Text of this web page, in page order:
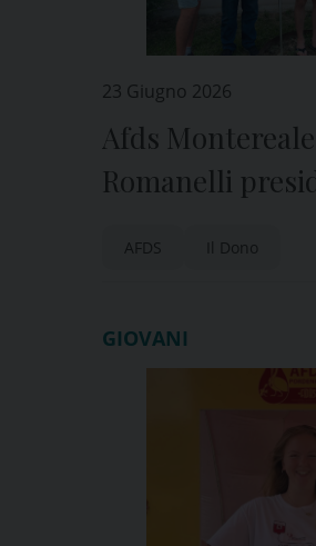
23 Giugno 2026
Afds
Romanelli
AFDS Il Dono
GIOVANI